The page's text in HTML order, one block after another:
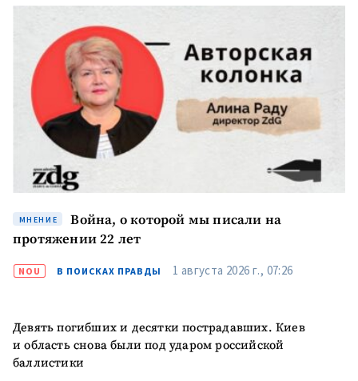
МНЕНИЕ
Война, о которой мы писали на
протяжении 22 лет
NOU В ПОИСКАХ ПРАВДЫ 1 августа 2026 г., 07:26
Девять погибших и десятки пострадавших. Киев
и область снова были под ударом российской
баллистики
КОНТАКТНЫЙ ИСТОЧНИК
Анонимный источник
Имя + Моё имя
Электронная почта
+ Мой email
Телефон
Я прочитал(а) и согласен(на)
политикой
конфиденциальности